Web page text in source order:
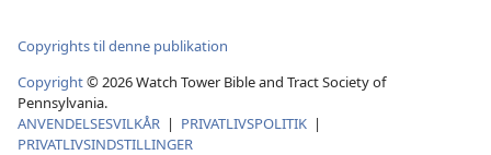
Copyrights til denne publikation
Copyright© 2026 Watch Tower Bible and Tract Society of
Pennsylvania.
ANVENDELSESVILKÅR | PRIVATLIVSPOLITIK |
PRIVATLIVSINDSTILLINGER